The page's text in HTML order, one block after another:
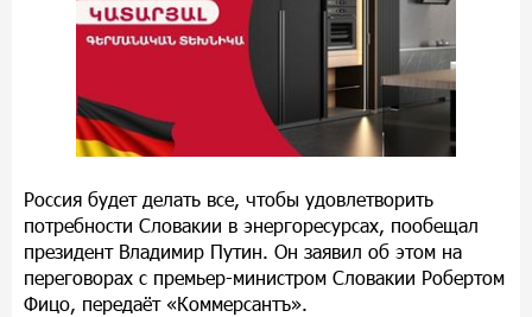
Россия будет делать все, чтобы удовлетворить
потребности Словакии в энергоресурсах, пообещал
президент Владимир Путин. Он заявил об этом на
переговорах с премьер-министром Словакии Робертом
Фицо, передаёт «Коммерсантъ».